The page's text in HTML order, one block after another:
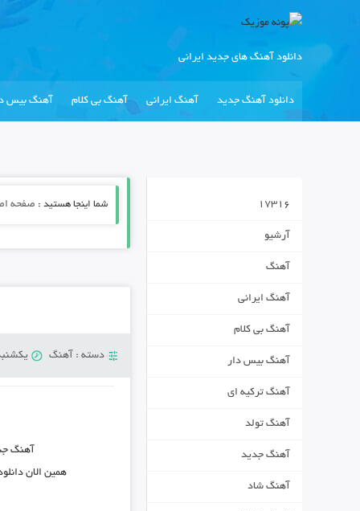
دانلود آهنگ های جدید ایرانی
دانلود آهنگ جدید آهنگ ایرانی آهنگ بی کلام آهنگ بیس
شما اینجا هستید : صفحه
دسته : آهنگ یکشنبه 19 آگوست
آهنگ
همین الان
17316
آرشیو
آهنگ
آهنگ ایرانی
آهنگ بی کلام
آهنگ بیس دار
آهنگ ترکیه ای
آهنگ تولد
آهنگ جدید
آهنگ شاد